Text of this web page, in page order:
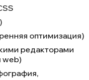
оптимизация)
редакторами
web)